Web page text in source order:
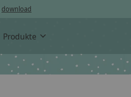
download
Produkte